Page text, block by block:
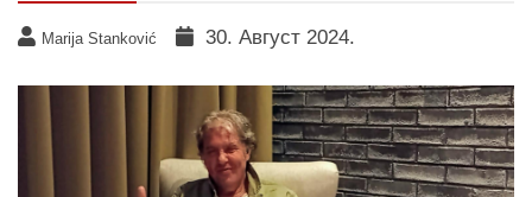
Marija Stanković 30. Август 2024.